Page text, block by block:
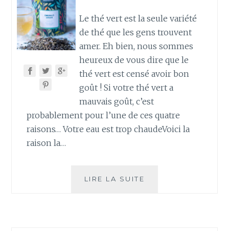
Le thé vert est la seule variété
de thé que les gens trouvent
amer. Eh bien, nous sommes
heureux de vous dire que le
thé vert est censé avoir bon
goût ! Si votre thé vert a
mauvais goût, c’est
probablement pour l’une de ces quatre
raisons… Votre eau est trop chaudeVoici la
raison la…
LIRE LA SUITE